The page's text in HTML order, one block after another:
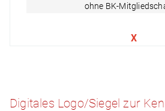
ohne BK-
X
Digitales Logo/Siegel zur